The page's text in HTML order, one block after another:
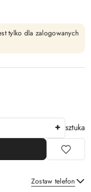
tylko dla zalogowanych
sztuka
Zostaw telefon